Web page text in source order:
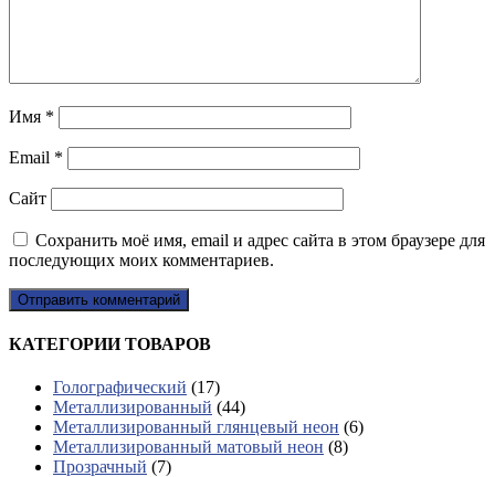
Имя *
Email *
Сайт
Сохранить моё имя, email и адрес сайта в этом браузере для
последующих моих комментариев.
КАТЕГОРИИ ТОВАРОВ
Голографический (17)
Металлизированный (44)
Металлизированный глянцевый неон (6)
Металлизированный матовый неон (8)
Прозрачный (7)